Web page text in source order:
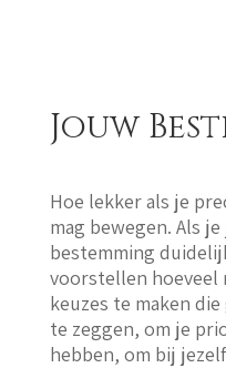
Jouw
Hoe lekker als je
mag bewegen. Als
bestemming
voorstellen hoeveel
keuzes te maken
te zeggen, om je
hebben, om bij